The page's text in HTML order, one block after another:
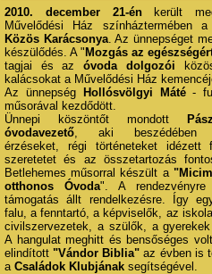
2010. december 21-énkerült
Művelődési Ház színháztermében
Közös Karácsonya. Az ünnepséget
készülődés. A " Mozgás az
tagjai és azóvoda dolgozói
kalácsokat a Művelődési Ház
Az ünnepség
Hollósvölgyi Máté-
műsorával kezdődött.
Ünnepi köszöntőt mondott
óvodavezető, aki beszédében
érzéseket, régi történeteket idézett
szeretetet és az összetartozás
Betlehemes műsorral készült a
otthonos Óvoda". A
támogatás állt rendelkezésre. Így
falu, a fenntartó, a képviselők, az
civilszervezetek, a szülők, a
A hangulat meghitt és bensőséges
elindított"Vándor Biblia" az évben is
a Családok Klubjának segítségével.